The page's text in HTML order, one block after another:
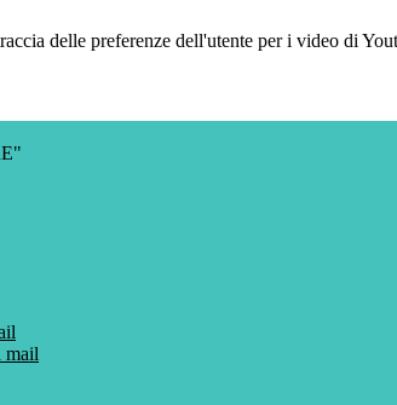
delle preferenze dell'utente per i video di
mail